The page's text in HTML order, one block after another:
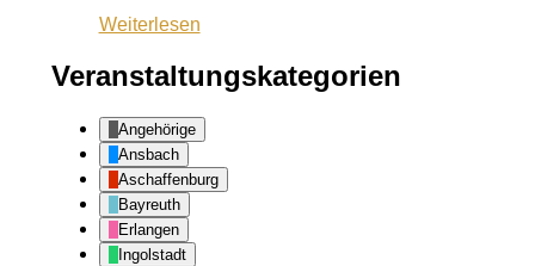
Erlangen
Weiterlesen
Veranstaltungskategorien
Angehörige
Ansbach
Aschaffenburg
Bayreuth
Erlangen
Ingolstadt